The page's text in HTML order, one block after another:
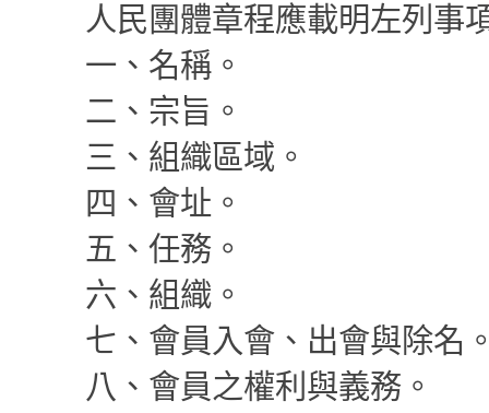
人民團體章程應載明左列事
一、名稱。
二、宗旨。
三、組織區域。
四、會址。
五、任務。
六、組織。
七、會員入會、出會與除名
八、會員之權利與義務。